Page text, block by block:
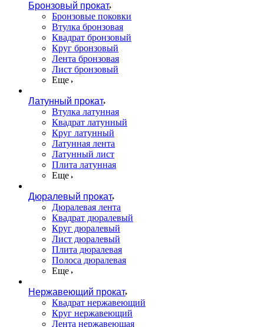
Бронзовый прокат
Бронзовые поковки
Втулка бронзовая
Квадрат бронзовый
Круг бронзовый
Лента бронзовая
Лист бронзовый
Еще
Латунный прокат
Втулка латунная
Квадрат латунный
Круг латунный
Латунная лента
Латунный лист
Плита латунная
Еще
Дюралевый прокат
Дюралевая лента
Квадрат дюралевый
Круг дюралевый
Лист дюралевый
Плита дюралевая
Полоса дюралевая
Еще
Нержавеющий прокат
Квадрат нержавеющий
Круг нержавеющий
Лента нержавеющая